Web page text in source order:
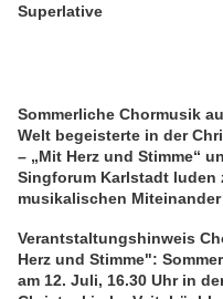
Superlative
Sommerliche Chormusik
Welt begeisterte in der
– „Mit Herz und Stimme“
Singforum Karlstadt luden
musikalischen Miteinander
Verantstaltungshinweis
Herz und Stimme":
am 12. Juli, 16.30 Uhr in